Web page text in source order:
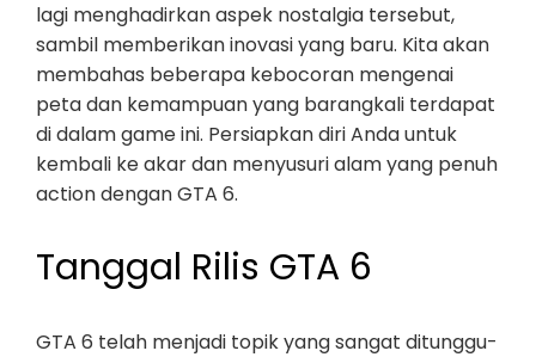
lagi menghadirkan aspek nostalgia tersebut,
sambil memberikan inovasi yang baru. Kita akan
membahas beberapa kebocoran mengenai
peta dan kemampuan yang barangkali terdapat
di dalam game ini. Persiapkan diri Anda untuk
kembali ke akar dan menyusuri alam yang penuh
action dengan GTA 6.
Tanggal Rilis GTA 6
GTA 6 telah menjadi topik yang sangat ditunggu-